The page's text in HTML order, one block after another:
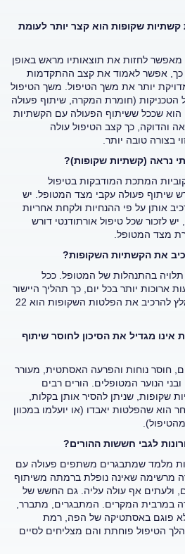
קשתיות שקופות הוא קצר יותר לעומת
לחזות את תוצאותיו מראש באופן
כך, אפשר לאמוד את קצב ההתקדמות
יותר את משך הטיפול. משך הטיפול
הטכניקות (חומרת המקרה, שיתוף פעולה
הוא שככל ששיתוף הפעולה עם הקשתיות
והדוקה, כך קצב הטיפול עולה
בצורה טובה יותר.
נראה (קשתיות שקופות)?
המתכת המודבקות בטיפול
שיתוף פעולה עקבי מצד המטופל. יש
אותן על פי ההנחיות ולקחת אחריות
לזכור שכל טיפול אורתודנטי דורש
מצד המטופל.
את הקשתיות השקופות?
בהתנהלות של המטופל. ככל
ארוכות יותר בכל יום, כך תהליך היישור
יתקדם מהר יותר. הזמן המומלץ להרכיב את הפלטות השקופות הוא 22
מגדיל את הסיכון לחוסר שיתוף
חוסר נוחות והפרעה האסתטית, מעורר
הנוער המטופלים. הורים רבים
שקופות, שניתן להסיר אותן בקלות,
הוא שהפלטות יאבדו (או יועלמו במכוון
לגבי חששות ההורים?
מלמד שמתבגרים משתפים פעולה עם
מרשימה שאינה נופלת ברמתה משיתוף
ולעתים אף עולה עליה. גם החשש של
במרבית המקרים. המתבגרים, מתברר,
פוגם באסתטיקה של הפה, רמת
הטיפול פוחתת והם מצליחים לסיים